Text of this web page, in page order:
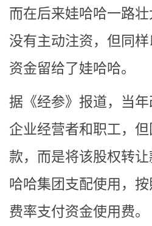
而在后来娃哈哈一路
没有主动注资，但同
资金留给了娃哈哈。
据《经参》报道，当
企业经营者和职工，
款，而是将该股权转
哈哈集团支配使用，
费率支付资金使用费。